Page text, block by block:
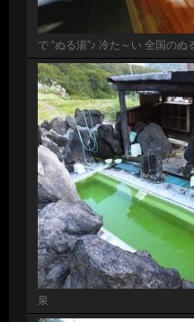
で “ぬる湯”♪ 冷た～い 全国の
泉